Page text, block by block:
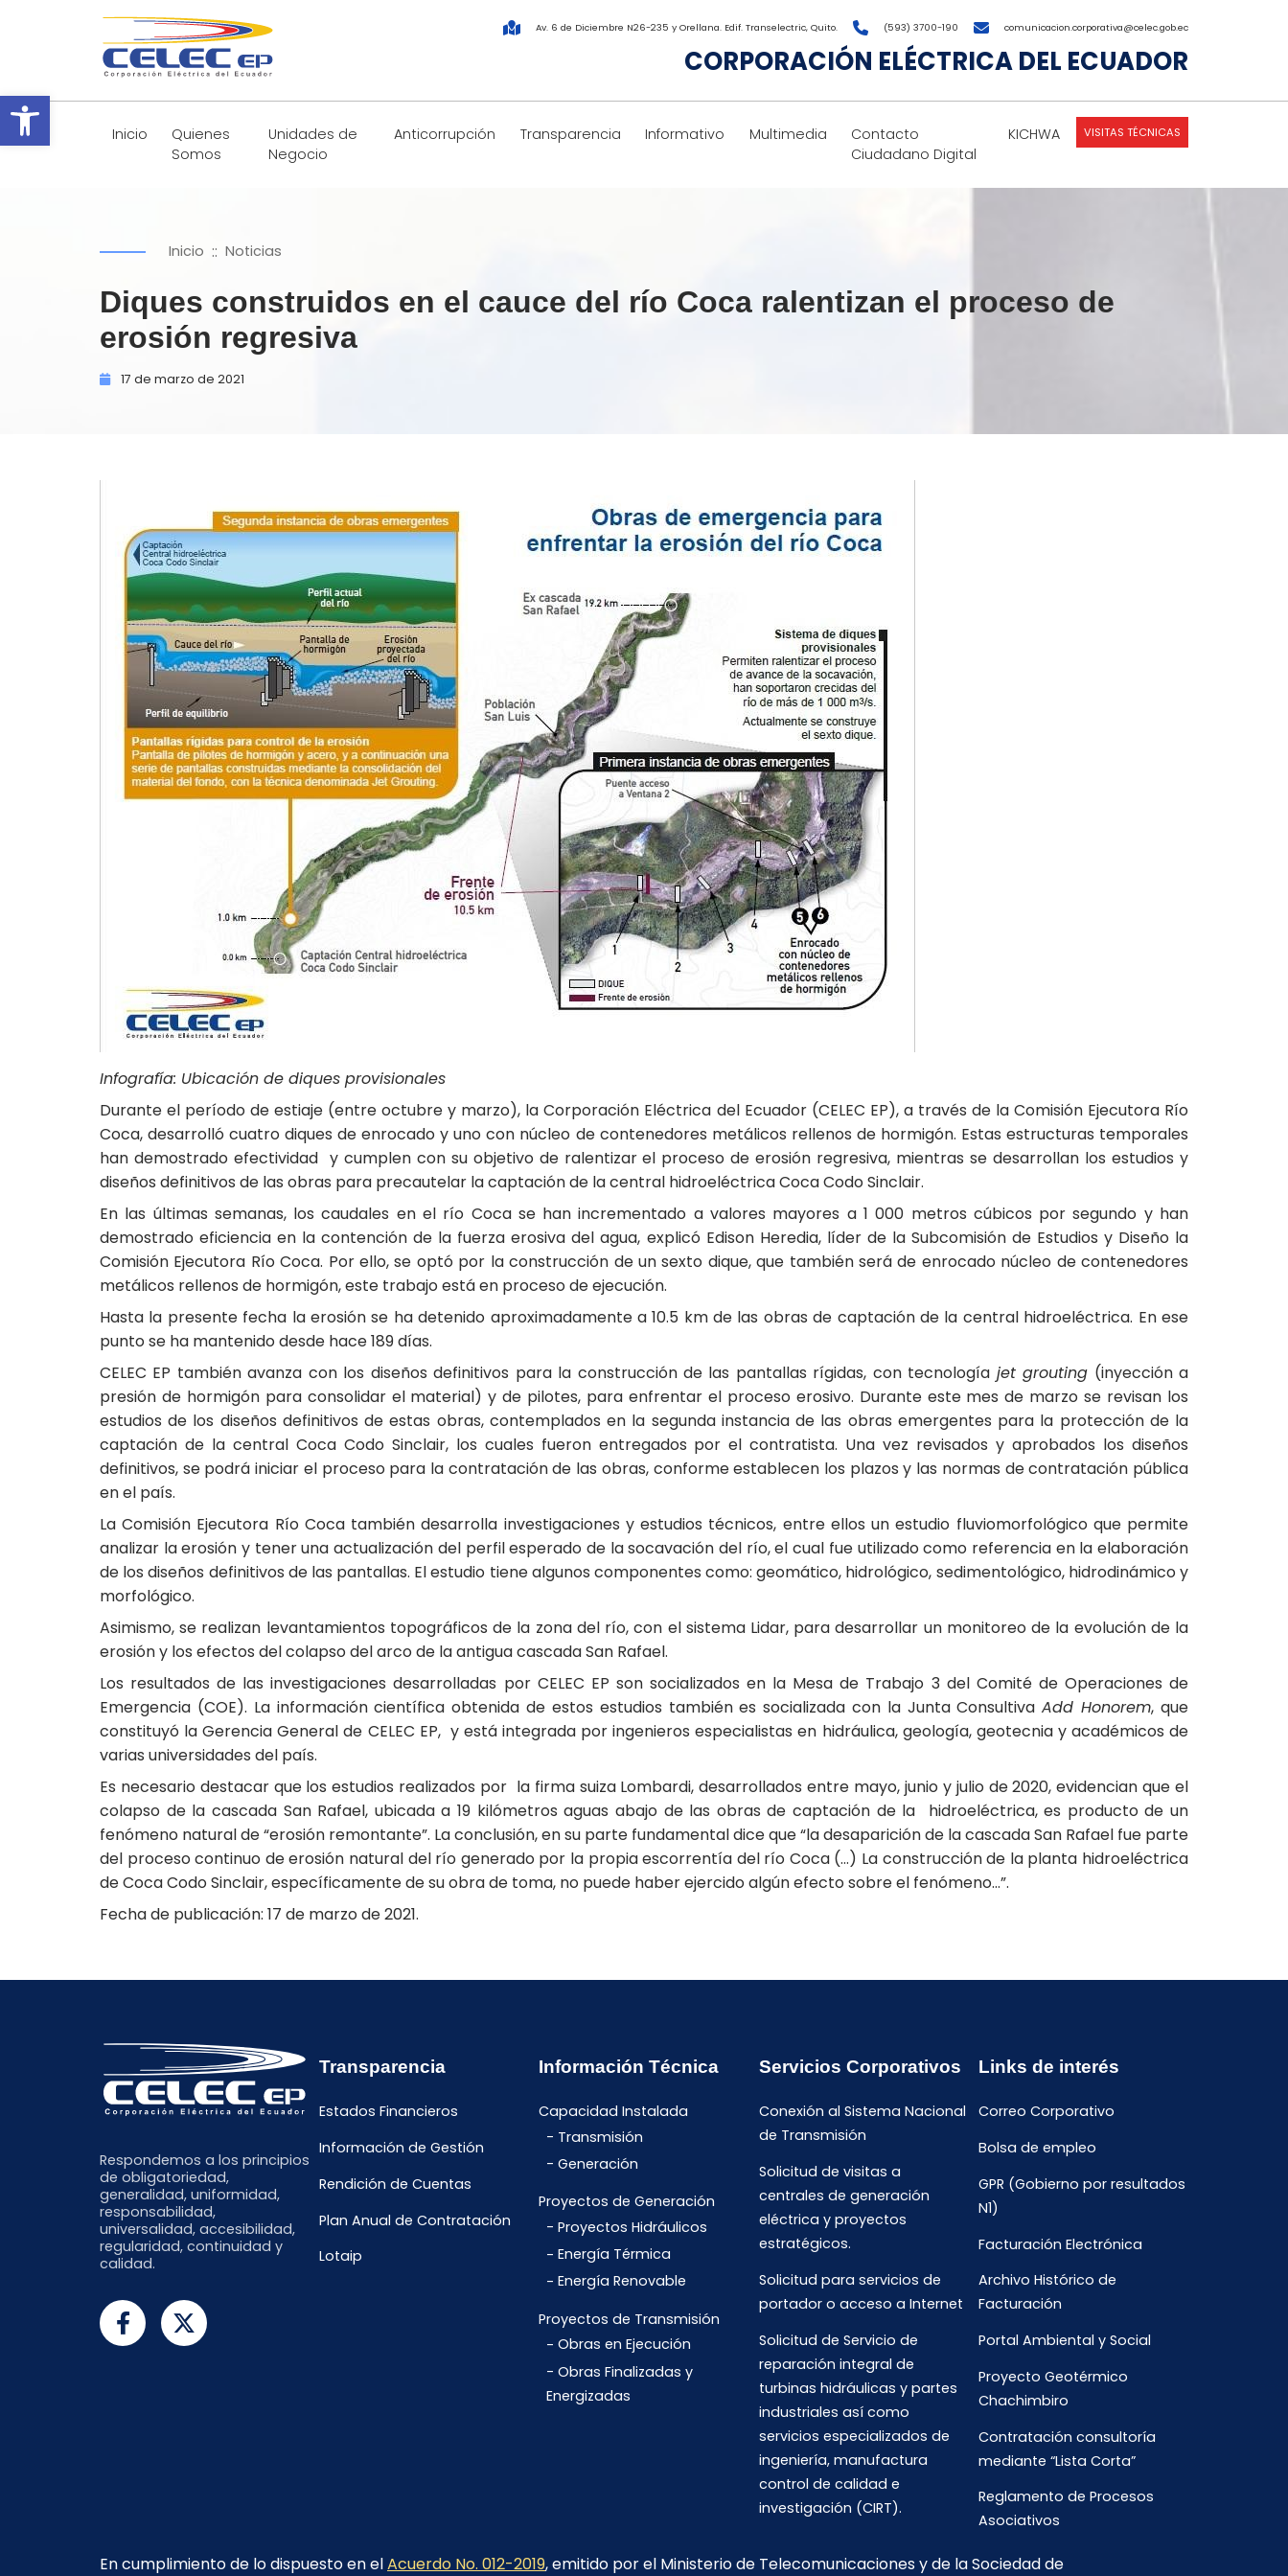
Abrir barra de herramientas
Av. 6 de Diciembre N26-235 y Orellana. Edif. Transelectric, Quito. (593) 3700-190 comunicacion.corporativa@celec.gob.ec
CORPORACIÓN ELÉCTRICA DEL ECUADOR
Inicio
Quienes
Somos
Unidades de
Negocio
Anticorrupción Transparencia Informativo Multimedia
Contacto
Ciudadano Digital
KICHWA VISITAS TÉCNICAS
Inicio :: Noticias
Diques construidos en el cauce del río Coca ralentizan el proceso de
erosión regresiva
17 de marzo de 2021
Infografía: Ubicación de diques provisionales
Durante el período de estiaje (entre octubre y marzo), la Corporación Eléctrica del Ecuador (CELEC EP), a través de la Comisión Ejecutora Río
Coca, desarrolló cuatro diques de enrocado y uno con núcleo de contenedores metálicos rellenos de hormigón. Estas estructuras temporales
han demostrado efectividad y cumplen con su objetivo de ralentizar el proceso de erosión regresiva, mientras se desarrollan los estudios y
diseños definitivos de las obras para precautelar la captación de la central hidroeléctrica Coca Codo Sinclair.
En las últimas semanas, los caudales en el río Coca se han incrementado a valores mayores a 1 000 metros cúbicos por segundo y han
demostrado eficiencia en la contención de la fuerza erosiva del agua, explicó Edison Heredia, líder de la Subcomisión de Estudios y Diseño la
Comisión Ejecutora Río Coca. Por ello, se optó por la construcción de un sexto dique, que también será de enrocado núcleo de contenedores
metálicos rellenos de hormigón, este trabajo está en proceso de ejecución.
Hasta la presente fecha la erosión se ha detenido aproximadamente a 10.5 km de las obras de captación de la central hidroeléctrica. En ese
punto se ha mantenido desde hace 189 días.
CELEC EP también avanza con los diseños definitivos para la construcción de las pantallas rígidas, con tecnología jet grouting (inyección a
presión de hormigón para consolidar el material) y de pilotes, para enfrentar el proceso erosivo. Durante este mes de marzo se revisan los
estudios de los diseños definitivos de estas obras, contemplados en la segunda instancia de las obras emergentes para la protección de la
captación de la central Coca Codo Sinclair, los cuales fueron entregados por el contratista. Una vez revisados y aprobados los diseños
definitivos, se podrá iniciar el proceso para la contratación de las obras, conforme establecen los plazos y las normas de contratación pública
en el país.
La Comisión Ejecutora Río Coca también desarrolla investigaciones y estudios técnicos, entre ellos un estudio fluviomorfológico que permite
analizar la erosión y tener una actualización del perfil esperado de la socavación del río, el cual fue utilizado como referencia en la elaboración
de los diseños definitivos de las pantallas. El estudio tiene algunos componentes como: geomático, hidrológico, sedimentológico, hidrodinámico y
morfológico.
Asimismo, se realizan levantamientos topográficos de la zona del río, con el sistema Lidar, para desarrollar un monitoreo de la evolución de la
erosión y los efectos del colapso del arco de la antigua cascada San Rafael.
Los resultados de las investigaciones desarrolladas por CELEC EP son socializados en la Mesa de Trabajo 3 del Comité de Operaciones de
Emergencia (COE). La información científica obtenida de estos estudios también es socializada con la Junta ConsultivaAdd Honorem, que
constituyó la Gerencia General de CELEC EP, y está integrada por ingenieros especialistas en hidráulica, geología, geotecnia y académicos de
varias universidades del país.
Es necesario destacar que los estudios realizados por la firma suiza Lombardi, desarrollados entre mayo, junio y julio de 2020, evidencian que el
colapso de la cascada San Rafael, ubicada a 19 kilómetros aguas abajo de las obras de captación de la hidroeléctrica, es producto de un
fenómeno natural de “erosión remontante”. La conclusión, en su parte fundamental dice que “la desaparición de la cascada San Rafael fue parte
del proceso continuo de erosión natural del río generado por la propia escorrentía del río Coca (…) La construcción de la planta hidroeléctrica
de Coca Codo Sinclair, específicamente de su obra de toma, no puede haber ejercido algún efecto sobre el fenómeno…”.
Fecha de publicación: 17 de marzo de 2021.
Respondemos a los principios
de obligatoriedad,
generalidad, uniformidad,
responsabilidad,
universalidad, accesibilidad,
regularidad, continuidad y
calidad.
Transparencia
Estados Financieros
Información de Gestión
Rendición de Cuentas
Plan Anual de Contratación
Lotaip
Información Técnica
Capacidad Instalada
Transmisión
Generación
Proyectos de Generación
Proyectos Hidráulicos
Energía Térmica
Energía Renovable
Proyectos de Transmisión
Obras en Ejecución
Obras Finalizadas y
Energizadas
Servicios Corporativos
Conexión al Sistema Nacional
de Transmisión
Solicitud de visitas a
centrales de generación
eléctrica y proyectos
estratégicos.
Solicitud para servicios de
portador o acceso a Internet
Solicitud de Servicio de
reparación integral de
turbinas hidráulicas y partes
industriales así como
servicios especializados de
ingeniería, manufactura
control de calidad e
investigación (CIRT).
Links de interés
Correo Corporativo
Bolsa de empleo
GPR (Gobierno por resultados
N1)
Facturación Electrónica
Archivo Histórico de
Facturación
Portal Ambiental y Social
Proyecto Geotérmico
Chachimbiro
Contratación consultoría
mediante “Lista Corta”
Reglamento de Procesos
Asociativos
En cumplimiento de lo dispuesto en elAcuerdo No. 012-2019, emitido por el Ministerio de Telecomunicaciones y de la Sociedad de